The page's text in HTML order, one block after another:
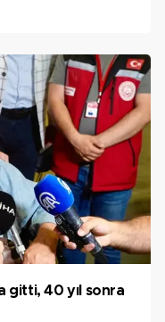
gitti, 40 yıl sonra